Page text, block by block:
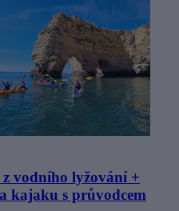
vodního lyžování +
kajaku s průvodcem